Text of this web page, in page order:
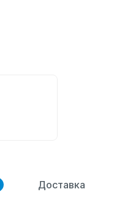
Доставка